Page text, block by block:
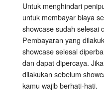
Untuk menghindari
untuk membayar biaya
showcase sudah selesai
Pembayaran yang
showcase selesai
dan dapat dipercaya.
dilakukan sebelum
kamu wajib berhati-hati.